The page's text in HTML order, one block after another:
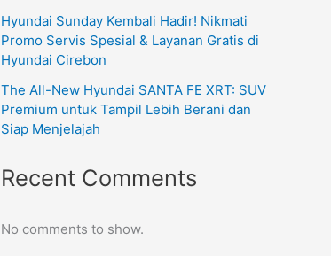
Hyundai Sunday Kembali Hadir! Nikmati
Promo Servis Spesial & Layanan Gratis di
Hyundai Cirebon
The All-New Hyundai SANTA FE XRT: SUV
Premium untuk Tampil Lebih Berani dan
Siap Menjelajah
Recent Comments
No comments to show.